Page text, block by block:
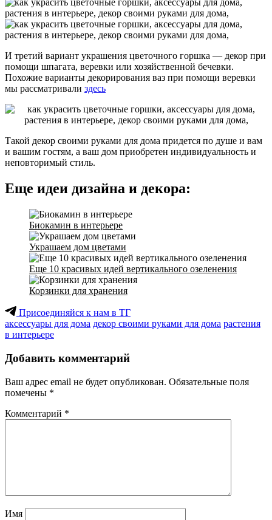
И третий вариант украшения цветочного горшка — декор при
помощи шпагата, веревки или хозяйственной бечевки.
Похожие варианты декорирования ваз при помощи веревки
мы рассматривали здесь
Такой декор своими руками для дома придется по душе и вам
и вашим гостям, а ваш дом приобретен индивидуальность и
неповторимый стиль.
Еще идеи дизайна и декора:
Биокамин в интерьере
Украшаем дом цветами
Еще 10 красивых идей вертикального озеленения
Корзинки для хранения
Присоединяйся к нам в ТГ
аксессуары для дома декор своими руками для дома растения
в интерьере
Добавить комментарий
Ваш адрес email не будет опубликован. Обязательные поля
помечены *
Комментарий *
Имя